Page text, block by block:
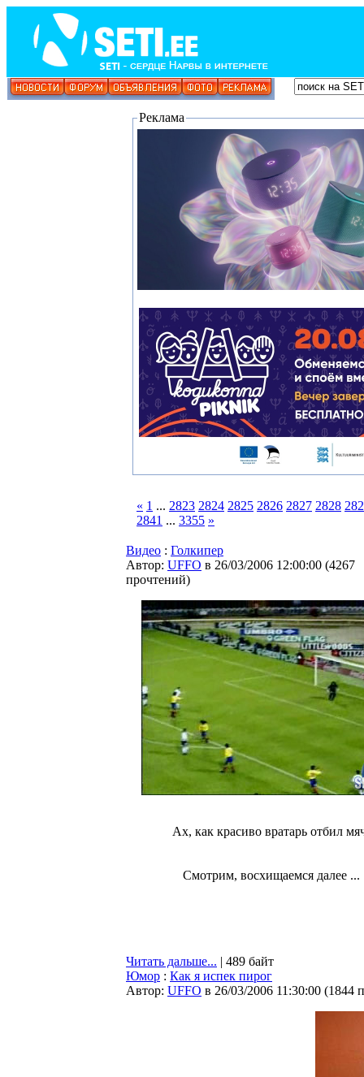
Реклама
« 1 ... 2823 2824 2825 2826 2827 2828
2841 ... 3355 »
Видео : Голкипер
Автор: UFFO в 26/03/2006 12:00:00 (4267
прочтений)
Ах, как красиво вратарь отбил
Смотрим, восхищаемся далее ...
Читать дальше... | 489 байт
Юмор : Как я испек пирог
Автор: UFFO в 26/03/2006 11:30:00 (1844